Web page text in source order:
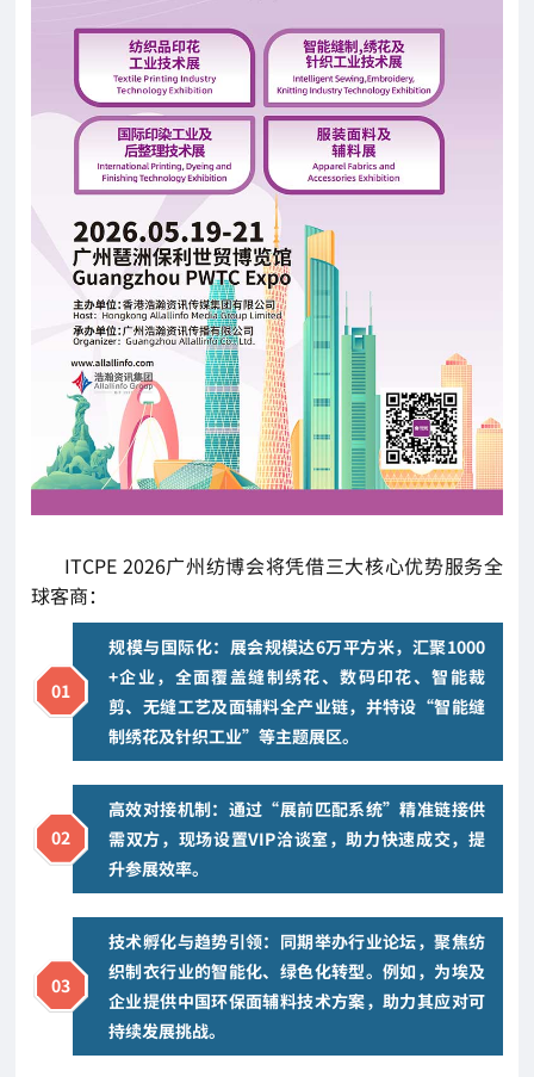
ITCPE 2026广州纺博会将凭借三大核心优势服务全
球客商：
01
规模与国际化：展会规模达6万平方米，汇聚1000
+企业，全面覆盖缝制绣花、数码印花、智能裁
剪、无缝工艺及面辅料全产业链，并特设“智能缝
制绣花及针织工业”等主题展区。
02
高效对接机制：通过“展前匹配系统”精准链接供
需双方，现场设置VIP洽谈室，助力快速成交，提
升参展效率。
03
技术孵化与趋势引领：同期举办行业论坛，聚焦纺
织制衣行业的智能化、绿色化转型。例如，为埃及
企业提供中国环保面辅料技术方案，助力其应对可
持续发展挑战。